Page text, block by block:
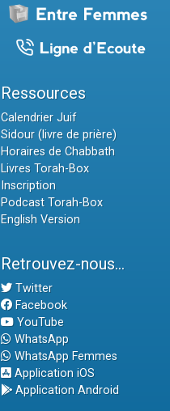
Ressources
Calendrier Juif
Sidour (livre de prière)
Horaires de Chabbath
Livres Torah-Box
Inscription
Podcast Torah-Box
English Version
Retrouvez-nous...
Twitter
Facebook
YouTube
WhatsApp
WhatsApp Femmes
Application iOS
Application Android